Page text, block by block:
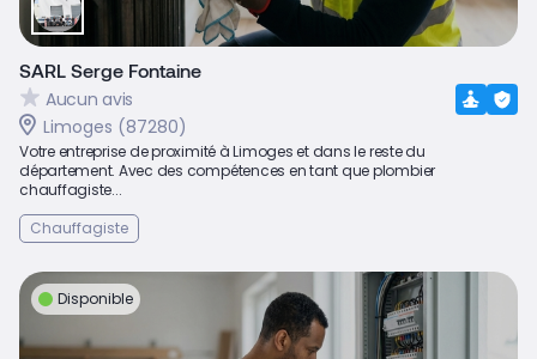
SARL Serge Fontaine
Aucun avis
Limoges (87280)
Votre entreprise de proximité à Limoges et dans le reste du
département. Avec des compétences en tant que plombier
chauffagiste...
Chauffagiste
Disponible